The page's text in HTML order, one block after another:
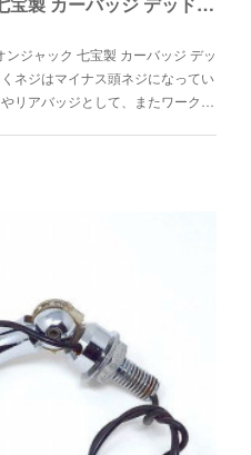
ジャック 七宝製 カーバッジ デッ
ネジはマイナス頭ネジになってい
リアバッジとして、またワーク…